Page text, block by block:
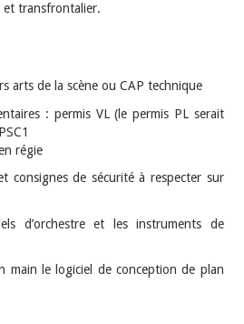
transfrontalier.
arts de la scène ou CAP technique
: permis VL (le permis PL serait
régie
consignes de sécurité à respecter sur
d’orchestre et les instruments de
main le logiciel de conception de plan